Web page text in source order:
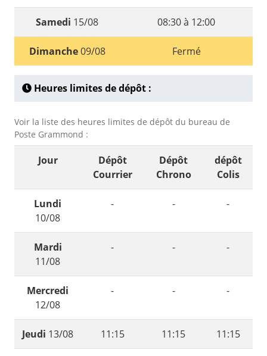
Samedi 15/08 08:30 à 12:00
Dimanche09/08 Fermé
Heures limites de dépôt :
Voir la liste des heures limites de dépôt du bureau de
Poste Grammond :
Jour
Dépôt
Courrier
Dépôt
Chrono
dépôt
Colis
Lundi
10/08
- - -
Mardi
11/08
- - -
Mercredi
12/08
- - -
Jeudi 13/08 11:15 11:15 11:15